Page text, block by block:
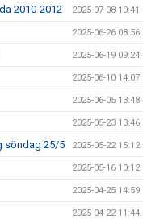
2010-2012 2025-07-08 10:41
2025-06-26 08:56
2025-06-19 09:24
2025-06-10 14:07
2025-06-05 13:48
2025-05-23 13:46
söndag 25/5 2025-05-22 15:12
2025-05-16 10:12
2025-04-25 14:59
2025-04-22 11:44